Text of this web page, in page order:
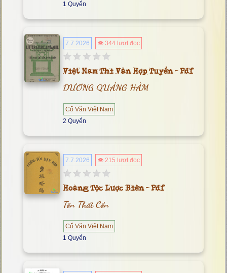
1 Quyển
7.7.2026 👁 344 lượt đọc
Việt Nam Thi Văn Hợp Tuyển - Pdf
DƯƠNG QUẢNG HÀM
Cổ Văn Việt Nam
2 Quyển
7.7.2026 👁 215 lượt đọc
Hoàng Tộc Lược Biên - Pdf
Tôn Thất Cồn
Cổ Văn Việt Nam
1 Quyển